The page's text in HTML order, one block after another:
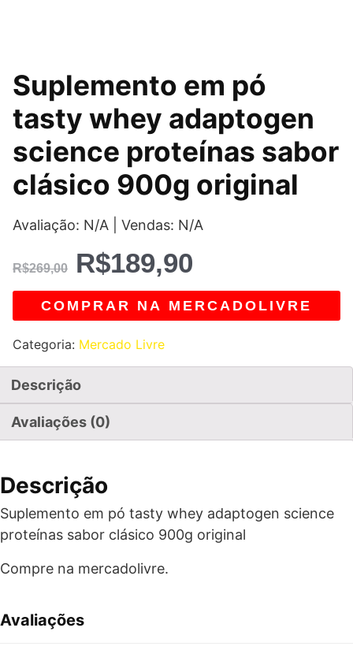
Suplemento em pó
tasty whey adaptogen
science proteínas sabor
clásico 900g original
Avaliação: N/A | Vendas: N/A
R$269,00
O
preço
original
era:
R$269,00.
R$189,90
O
preço
atual
é:
R$189,90.
COMPRAR NA MERCADOLIVRE
Categoria: Mercado Livre
Descrição
Avaliações (0)
Descrição
Suplemento em pó tasty whey adaptogen science
proteínas sabor clásico 900g original
Compre na mercadolivre.
Avaliações